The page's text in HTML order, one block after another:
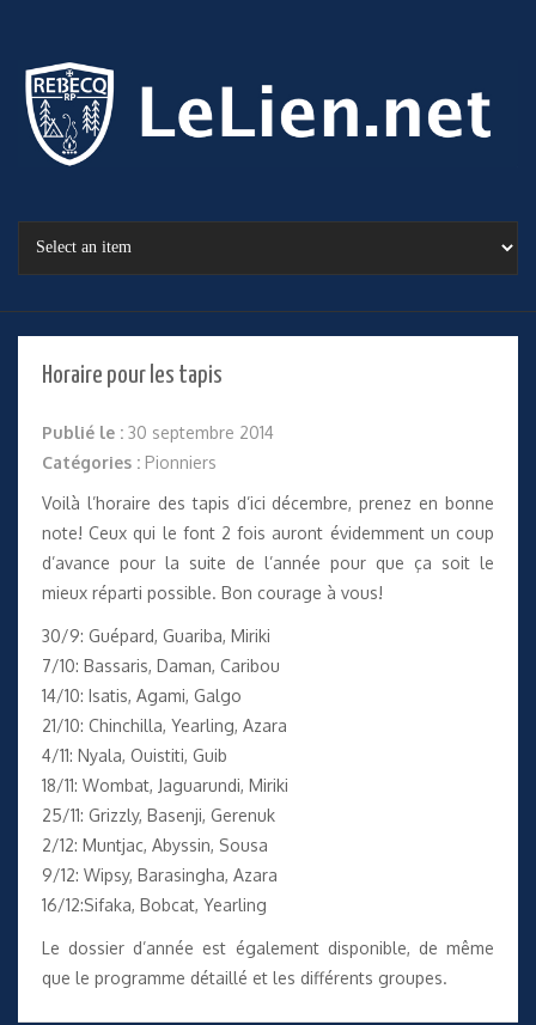
Horaire pour les tapis
Publié le : 30 septembre 2014
Catégories : Pionniers
Voilà l’horaire des tapis d’ici décembre, prenez en bonne
note! Ceux qui le font 2 fois auront évidemment un coup
d’avance pour la suite de l’année pour que ça soit le
mieux réparti possible. Bon courage à vous!
30/9: Guépard, Guariba, Miriki
7/10: Bassaris, Daman, Caribou
14/10: Isatis, Agami, Galgo
21/10: Chinchilla, Yearling, Azara
4/11: Nyala, Ouistiti, Guib
18/11: Wombat, Jaguarundi, Miriki
25/11: Grizzly, Basenji, Gerenuk
2/12: Muntjac, Abyssin, Sousa
9/12: Wipsy, Barasingha, Azara
16/12:Sifaka, Bobcat, Yearling
Le dossier d’année est également disponible, de même
que le programme détaillé et les différents groupes.